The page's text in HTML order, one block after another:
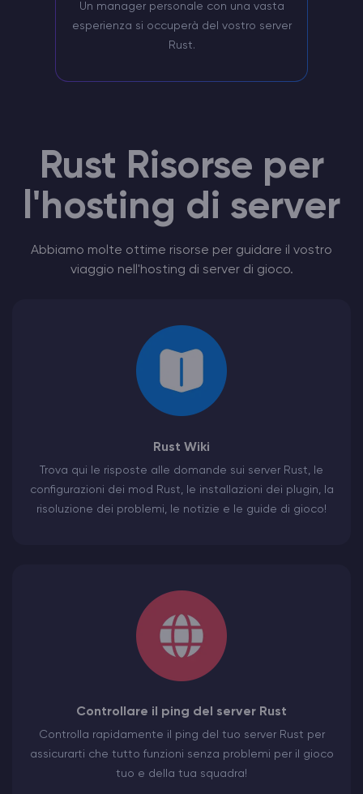
Un manager personale con una vasta
esperienza si occuperà del vostro server
Rust.
Rust Risorse per
l'hosting di server
Abbiamo molte ottime risorse per guidare il vostro
viaggio nell'hosting di server di gioco.
Rust Wiki
Trova qui le risposte alle domande sui server Rust, le
configurazioni dei mod Rust, le installazioni dei plugin, la
risoluzione dei problemi, le notizie e le guide di gioco!
Controllare il ping del server Rust
Controlla rapidamente il ping del tuo server Rust per
assicurarti che tutto funzioni senza problemi per il gioco
tuo e della tua squadra!